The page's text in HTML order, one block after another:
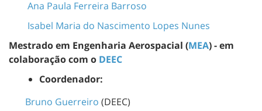
Ana Paula Ferreira Barroso
Isabel Maria do Nascimento Lopes Nunes
Mestrado em Engenharia Aerospacial (MEA) - em
colaboração com o DEEC
Coordenador:
Bruno Guerreiro (DEEC)